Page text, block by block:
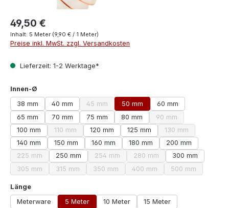
49,50 €
Inhalt: 5 Meter (9,90 € / 1 Meter)
Preise inkl. MwSt. zzgl. Versandkosten
Lieferzeit: 1-2 Werktage*
Innen-Ø
38 mm
40 mm 45 mm
(Diese Option ist zurzeit nicht verfügbar.)
50 mm
60 mm
65 mm
70 mm 75 mm 80 mm 90 mm
(Diese Option ist
100 mm 110 mm
(Diese Option ist zurzeit nicht verfügbar.)
120 mm 125 mm 130 mm
(Diese Option ist
140 mm 150 mm 160 mm 180 mm
200 mm
225 mm
(Diese Option ist zurzeit nicht verfügbar.)
250 mm 254 mm
(Diese Option ist zurzeit nicht verfügbar.)
280 mm
(Diese Option ist zurzeit
300 mm
305 mm
(Diese Option ist zurzeit nicht verfügbar.)
315 mm
(Diese Option ist zurzeit nicht verfügbar.)
350 mm
(Diese Option ist zurzeit nicht verfügbar.)
400 mm
(Diese Option ist zurzeit
500 mm
(Diese Option
Längeauswählen
Meterware
5 Meter 10 Meter 15 Meter